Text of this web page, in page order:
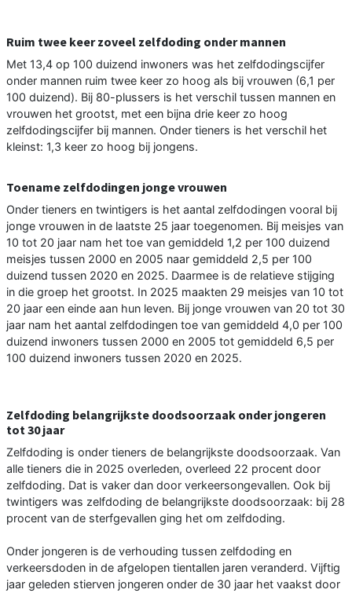
Ruim twee keer zoveel zelfdoding onder mannen
Met 13,4 op 100 duizend inwoners was het zelfdodingscijfer
onder mannen ruim twee keer zo hoog als bij vrouwen (6,1 per
100 duizend). Bij 80-plussers is het verschil tussen mannen en
vrouwen het grootst, met een bijna drie keer zo hoog
zelfdodingscijfer bij mannen. Onder tieners is het verschil het
kleinst: 1,3 keer zo hoog bij jongens.
Toename zelfdodingen jonge vrouwen
Onder tieners en twintigers is het aantal zelfdodingen vooral bij
jonge vrouwen in de laatste 25 jaar toegenomen. Bij meisjes van
10 tot 20 jaar nam het toe van gemiddeld 1,2 per 100 duizend
meisjes tussen 2000 en 2005 naar gemiddeld 2,5 per 100
duizend tussen 2020 en 2025. Daarmee is de relatieve stijging
in die groep het grootst. In 2025 maakten 29 meisjes van 10 tot
20 jaar een einde aan hun leven. Bij jonge vrouwen van 20 tot 30
jaar nam het aantal zelfdodingen toe van gemiddeld 4,0 per 100
duizend inwoners tussen 2000 en 2005 tot gemiddeld 6,5 per
100 duizend inwoners tussen 2020 en 2025.
Zelfdoding belangrijkste doodsoorzaak onder jongeren
tot 30 jaar
Zelfdoding is onder tieners de belangrijkste doodsoorzaak. Van
alle tieners die in 2025 overleden, overleed 22 procent door
zelfdoding. Dat is vaker dan door verkeersongevallen. Ook bij
twintigers was zelfdoding de belangrijkste doodsoorzaak: bij 28
procent van de sterfgevallen ging het om zelfdoding.
Onder jongeren is de verhouding tussen zelfdoding en
verkeersdoden in de afgelopen tientallen jaren veranderd. Vijftig
jaar geleden stierven jongeren onder de 30 jaar het vaakst door